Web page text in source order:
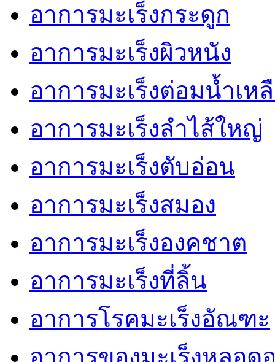
อาการมะเร็งกระดูก
อาการมะเร็งผิวหนัง
อาการมะเร็งต่อมน้ำเห
อาการมะเร็งลำไส้ใหญ่
อาการมะเร็งตับอ่อน
อาการมะเร็งสมอง
อาการมะเร็งองคชาต
อาการมะเร็งที่ลิ้น
อาการโรคมะเร็งอัณฑะ
อาการของมะเร็งหลอด